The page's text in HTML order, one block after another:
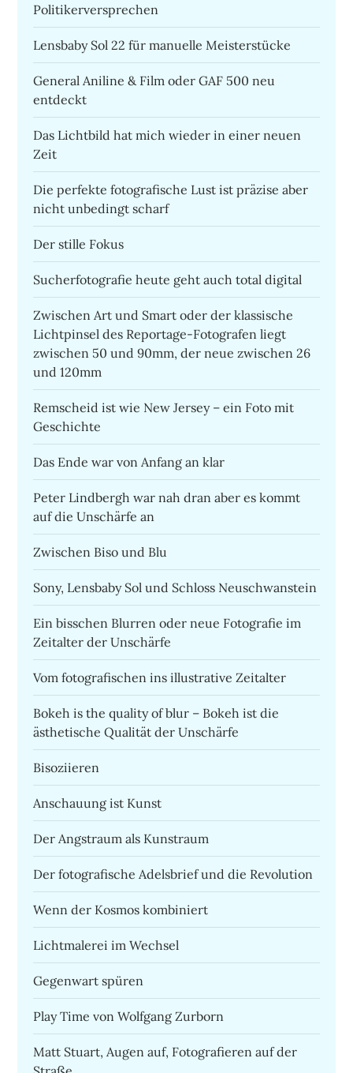
Politikerversprechen
Lensbaby Sol 22 für manuelle Meisterstücke
General Aniline & Film oder GAF 500 neu
entdeckt
Das Lichtbild hat mich wieder in einer neuen
Zeit
Die perfekte fotografische Lust ist präzise aber
nicht unbedingt scharf
Der stille Fokus
Sucherfotografie heute geht auch total digital
Zwischen Art und Smart oder der klassische
Lichtpinsel des Reportage-Fotografen liegt
zwischen 50 und 90mm, der neue zwischen 26
und 120mm
Remscheid ist wie New Jersey – ein Foto mit
Geschichte
Das Ende war von Anfang an klar
Peter Lindbergh war nah dran aber es kommt
auf die Unschärfe an
Zwischen Biso und Blu
Sony, Lensbaby Sol und Schloss Neuschwanstein
Ein bisschen Blurren oder neue Fotografie im
Zeitalter der Unschärfe
Vom fotografischen ins illustrative Zeitalter
Bokeh is the quality of blur – Bokeh ist die
ästhetische Qualität der Unschärfe
Bisoziieren
Anschauung ist Kunst
Der Angstraum als Kunstraum
Der fotografische Adelsbrief und die Revolution
Wenn der Kosmos kombiniert
Lichtmalerei im Wechsel
Gegenwart spüren
Play Time von Wolfgang Zurborn
Matt Stuart, Augen auf, Fotografieren auf der